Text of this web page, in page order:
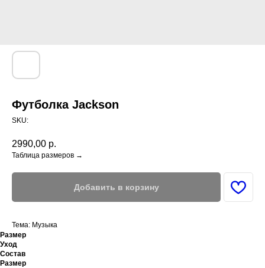
Футболка Jackson
SKU:
2990,00 р.
Таблица размеров →
Добавить в корзину
Тема: Музыка
Размер
Уход
Состав
Размер